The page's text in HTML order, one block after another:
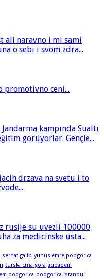
ali naravno i mi sami
o sebi i svom zdra...
promotivno ceni...
kampında Sualtı
görüyorlar. Gençle...
drzava na svetu i to
rusije su uvezli 100000
za medicinske usta...
serhat galip yunus emre podgorica
turska crna gora acibadem
podgorica podgorica istanbul